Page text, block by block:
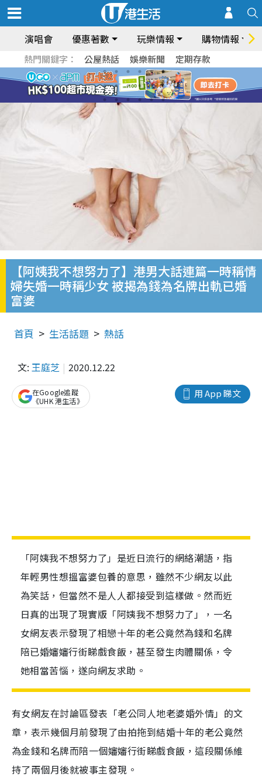
演唱會 優惠著數 玩樂情報 購物情報
熱門關鍵字： 公屋熱話 娛樂新聞 定期存款
【阿姨我不想努力了】港男大話連篇一時稱情
婦失婚一時稱少女 被揭為錢為名牌出軌已婚
富婆
首頁 生活話題 熱話
文: 王庭芝 2020.12.22
用 App 睇文
在Google追蹤
《UHK 港生活》
「阿姨我不想努力了」是近日流行的網絡潮語，指
年輕男性想搵富婆包養的意思，雖然不少網友以此
為笑話，但當然不是人人都接受到這樣做。然而近
日真的出現了現實版「阿姨我不想努力了」，一名
女網友表示發現了相戀十年的老公竟然為錢和名牌
陪已婚嬸嬸行街睇戲食飯，甚至發生肉體關係，令
她相當苦惱，遂向網友求助。
有女網友在討論區發表「老公同人地老婆婚外情」的文
章，表示幾個月前發現了由拍拖到結婚十年的老公竟然
為金錢和名牌而陪一個嬸嬸行街睇戲食飯，這段關係維
持了兩個月後就被事主發現。